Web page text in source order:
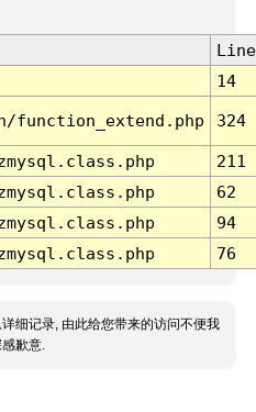
Line
14
function_extend.php 324
211
62
94
76
细记录, 由此给您带来的访问不便我
歉意.